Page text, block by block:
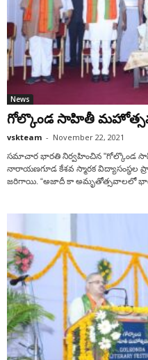
News
గోల్కొండ సాహితీ మ‌హోత్సవం
vskteam - November 22, 2021
స‌మాచార భార‌తి నిర్వ‌హించిన "గోల్కొండ
నారాయ‌ణ‌గూడ కేశ‌వ స్మార‌క విద్యాసంస్థ‌ల
జ‌రిగాయి. “అజాదీ కా అమృతోత్స‌వాల‌లో